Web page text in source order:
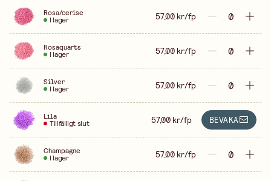
Rosa/cerise
I lager 57,00 kr/fp
Rosaquarts
I lager 57,00 kr/fp
Silver
I lager 57,00 kr/fp
Lila
Tillfälligt slut 57,00 kr/fp BEVAKA
Champagne
I lager 57,00 kr/fp